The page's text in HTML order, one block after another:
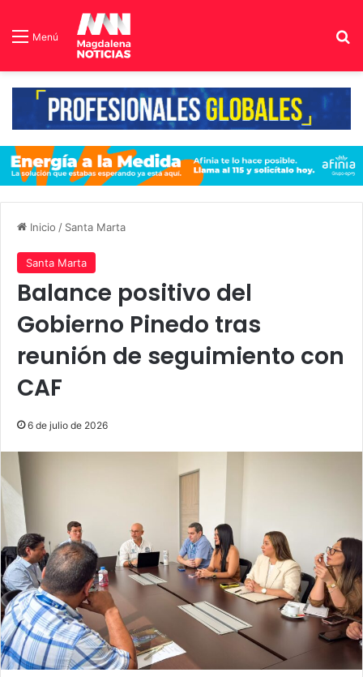
Menú
Inicio / Santa Marta
Santa Marta
Balance positivo del
Gobierno Pinedo tras
reunión de seguimiento con
CAF
6 de julio de 2026